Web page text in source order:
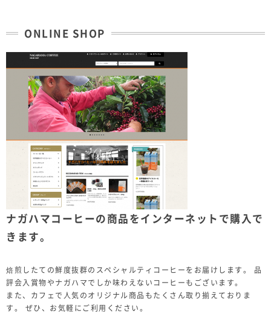
ONLINE SHOP
ナガハマコーヒーの商品をインターネットで購入で
きます。
焙煎したての鮮度抜群のスペシャルティコーヒーをお届けします。 品
評会入賞物やナガハマでしか味わえないコーヒーもございます。
また、カフェで人気のオリジナル商品もたくさん取り揃えておりま
す。 ぜひ、お気軽にご利用ください。